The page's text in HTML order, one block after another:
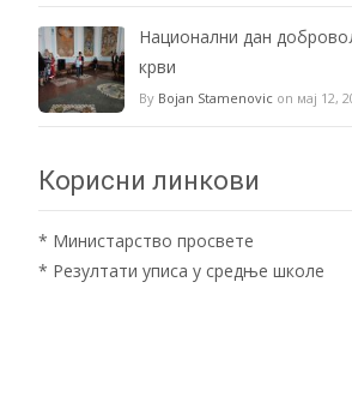
Национални дан
крви
By Bojan Stamenovic on мај 12,
Корисни линкови
* Министарство просвете
* Резултати уписа у средње школе